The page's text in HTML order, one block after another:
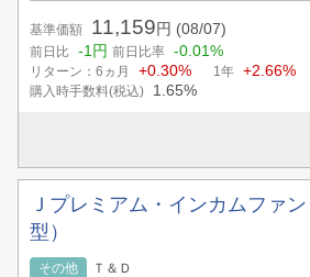
基準価額 11,159 円 (08/07)
前日比 -1円 前日比率 -0.01%
リターン：6ヵ月 +0.30% 1年 +2.66%
購入時手数料(税込) 1.65%
Ｊプレミアム・インカムファ
型）
その他 Ｔ＆Ｄ